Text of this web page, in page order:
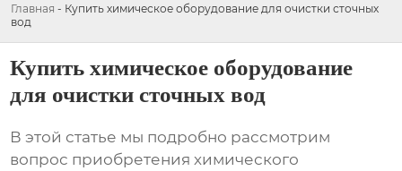
Главная - Купить химическое оборудование для очистки сточных
вод
Купить химическое оборудование
для очистки сточных вод
В этой статье мы подробно рассмотрим
вопрос приобретенияхимического